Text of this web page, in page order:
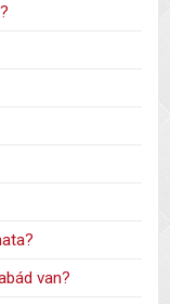
van?